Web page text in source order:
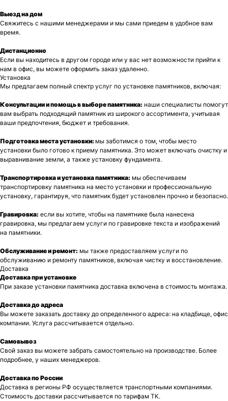
Выезд на дом
Свяжитесь с нашими менеджерами и мы сами приедем в удобное вам
время.
Дистанционно
Если вы находитесь в другом городе или у вас нет возможности прийти к
нам в офис, вы можете оформить заказ удаленно.
Установка
Мы предлагаем полный спектр услуг по установке памятников, включая:
Консультации и помощь в выборе памятника: наши специалисты помогут
вам выбрать подходящий памятник из широкого ассортимента, учитывая
ваши предпочтения, бюджет и требования.
Подготовка места установки: мы заботимся о том, чтобы место
установки было готово к приему памятника. Это может включать очистку и
выравнивание земли, а также установку фундамента.
Транспортировка и установка памятника: мы обеспечиваем
транспортировку памятника на место установки и профессиональную
установку, гарантируя, что памятник будет установлен прочно и безопасно.
Гравировка: если вы хотите, чтобы на памятнике была нанесена
гравировка, мы предлагаем услуги по гравировке текста и изображений
на памятники.
Обслуживание и ремонт: мы также предоставляем услуги по
обслуживанию и ремонту памятников, включая чистку и восстановление.
Доставка
Доставка при установке
При заказе установки памятника доставка включена в стоимость монтажа.
Доставка до адреса
Вы можете заказать доставку до определенного адреса: на кладбище, офис
компании. Услуга рассчитывается отдельно.
Самовывоз
Свой заказ вы можете забрать самостоятельно на производстве. Более
подробнее, у наших менеджеров.
Доставка по России
Доставка в регионы РФ осуществляется транспортными компаниями.
Стоимость доставки рассчитывается по тарифам ТК.